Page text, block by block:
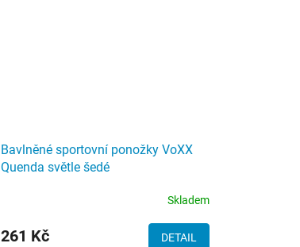
Bavlněné sportovní ponožky VoXX
Quenda světle šedé
Skladem
261 Kč DETAIL